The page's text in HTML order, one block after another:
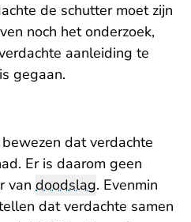
de schutter moet zijn
noch het onderzoek,
aanleiding te
gegaan.
dat verdachte
Er is daarom geen
van doodslag. Evenmin
dat verdachte samen